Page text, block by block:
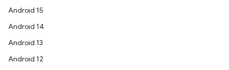
Android 15
Android 14
Android 13
Android 12